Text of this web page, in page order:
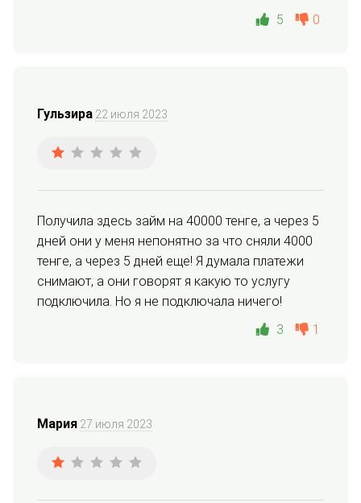
5 0
Гульзира 22 июля 2023
Получила здесь займ на 40000 тенге, а через 5
дней они у меня непонятно за что сняли 4000
тенге, а через 5 дней еще! Я думала платежи
снимают, а они говорят я какую то услугу
подключила. Но я не подключала ничего!
3
1
Мария 27 июля 2023